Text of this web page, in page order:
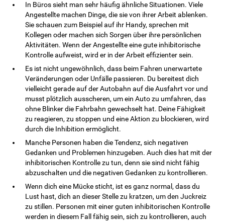
In Büros sieht man sehr häufig ähnliche Situationen. Viele
Angestellte machen Dinge, die sie von ihrer Arbeit ablenken.
Sie schauen zum Beispiel auf ihr Handy, sprechen mit
Kollegen oder machen sich Sorgen über ihre persönlichen
Aktivitäten. Wenn der Angestellte eine gute inhibitorische
Kontrolle aufweist, wird er in der Arbeit effizienter sein.
Es ist nicht ungewöhnlich, dass beim Fahren unerwartete
Veränderungen oder Unfälle passieren. Du bereitest dich
vielleicht gerade auf der Autobahn auf die Ausfahrt vor und
musst plötzlich ausscheren, um ein Auto zu umfahren, das
ohne Blinker die Fahrbahn gewechselt hat. Deine Fähigkeit
zu reagieren, zu stoppen und eine Aktion zu blockieren, wird
durch die Inhibition ermöglicht.
Manche Personen haben die Tendenz, sich negativen
Gedanken und Problemen hinzugeben. Auch dies hat mit der
inhibitorischen Kontrolle zu tun, denn sie sind nicht fähig
abzuschalten und die negativen Gedanken zu kontrollieren.
Wenn dich eine Mücke sticht, ist es ganz normal, dass du
Lust hast, dich an dieser Stelle zu kratzen, um den Juckreiz
zu stillen. Personen mit einer guten inhibitorischen Kontrolle
werden in diesem Fall fähig sein, sich zu kontrollieren, auch